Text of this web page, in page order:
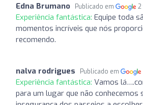
Edna Brumano Publicado em 2
Experiência fantástica: Equipe toda
momentos incríveis que nós
recomendo.
nalva rodrigues Publicado em
Experiência fantástica: Vamos
para um lugar que não conhecemos